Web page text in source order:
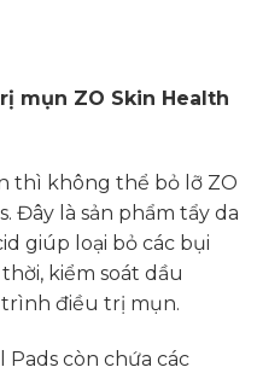
mụn ZO Skin Health
thì không thể bỏ lỡ ZO
Đây là sản phẩm tẩy da
giúp loại bỏ các bụi
kiểm soát dầu
điều trị mụn.
Pads còn chứa các